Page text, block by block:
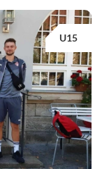
U15